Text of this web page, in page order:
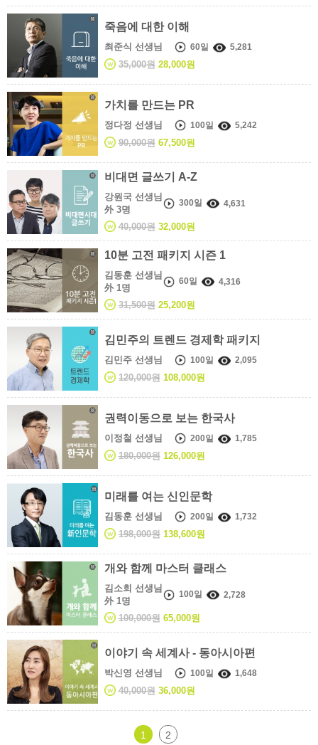
죽음에 대한 이해
최준식 선생님 60일 5,281
35,000원28,000원
가치를 만드는 PR
정다정 선생님 100일 5,242
90,000원67,500원
비대면 글쓰기 A-Z
강원국 선생님
外 3명
300일 4,631
40,000원32,000원
10분 고전 패키지 시즌 1
김동훈 선생님
外 1명
60일 4,316
31,500원25,200원
김민주의 트렌드 경제학 패키지
김민주 선생님 100일 2,095
120,000원108,000원
권력이동으로 보는 한국사
이정철 선생님 200일 1,785
180,000원126,000원
미래를 여는 신인문학
김동훈 선생님 200일 1,732
198,000원138,600원
개와 함께 마스터 클래스
김소희 선생님
外 1명
100일 2,728
100,000원65,000원
이야기 속 세계사 - 동아시아편
박신영 선생님 100일 1,648
40,000원36,000원
1 2